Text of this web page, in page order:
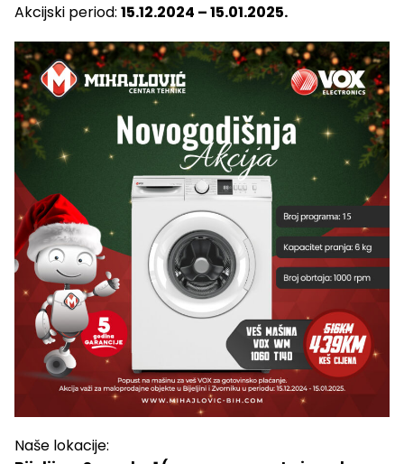
Akcijski period: 15.12.2024 – 15.01.2025.
Naše lokacije: